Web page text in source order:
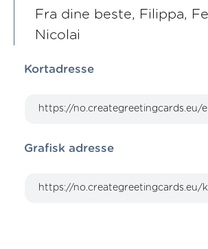
Fra dine beste, Filippa,
Nicolai
Kortadresse
Grafisk adresse